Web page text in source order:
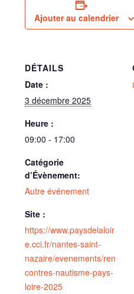
Ajouter au calendrier
DÉTAILS
Date :
3 décembre 2025
Heure :
09:00 - 17:00
Catégorie
d’Évènement:
Autre événement
Site :
https://www.paysdelaloir
e.cci.fr/nantes-saint-
nazaire/evenements/ren
contres-nautisme-pays-
loire-2025